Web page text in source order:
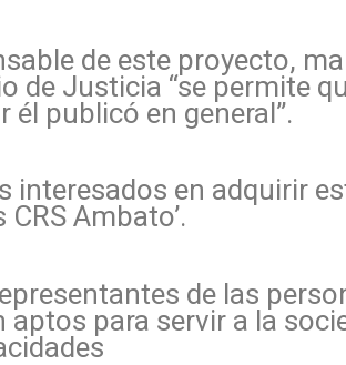
de este proyecto,
de Justicia “se permite
publicó en general”.
interesados en adquirir
Ambato’.
de las
para servir a la